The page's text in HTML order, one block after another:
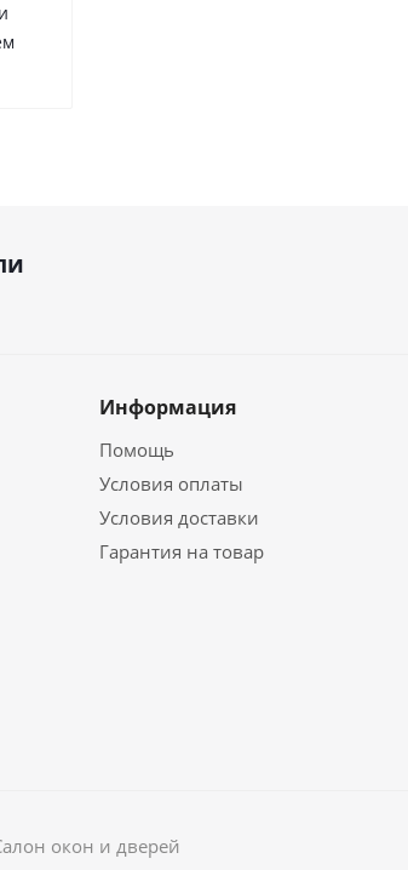
Информация
Помощь
Условия оплаты
Условия доставки
Гарантия на товар
окон и дверей